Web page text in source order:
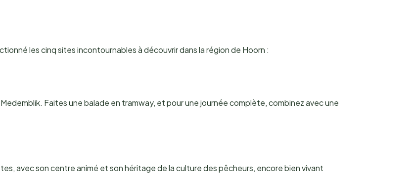
les cinq sites incontournables à découvrir dans la région de Hoorn :
Faites une balade en tramway, et pour une journée complète, combinez avec une
avec son centre animé et son héritage de la culture des pêcheurs, encore bien vivant